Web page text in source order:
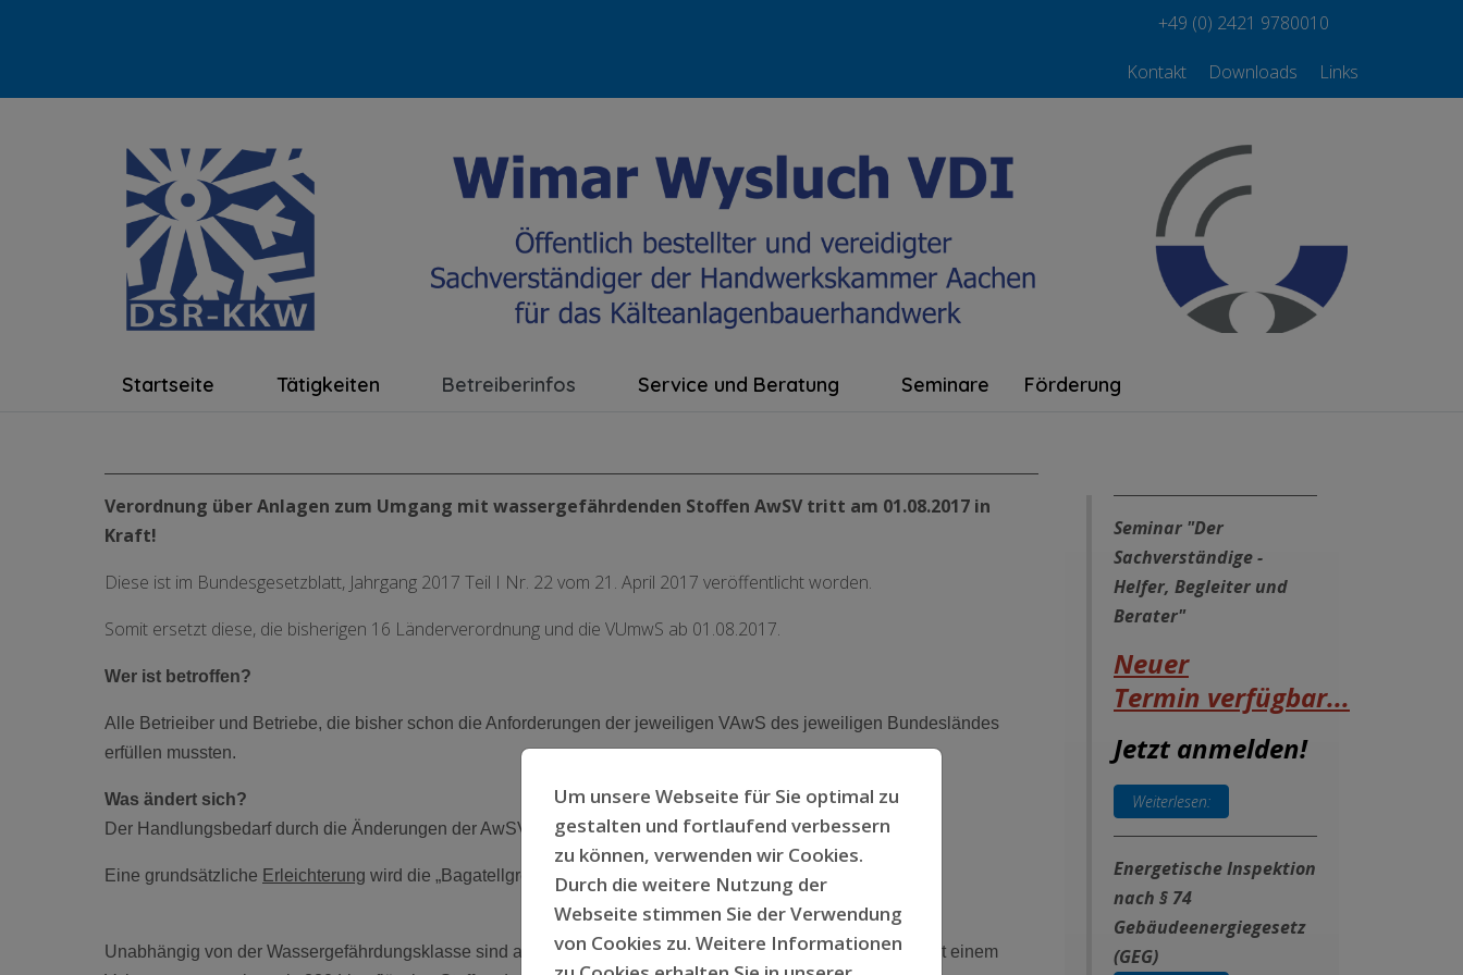
+49 (0) 2421 9780010
Kontakt Downloads
Links
Um unsere Webseite für Sie optimal zu
gestalten und fortlaufend verbessern
zu können, verwenden wir Cookies.
Durch die weitere Nutzung der
Webseite stimmen Sie der Verwendung
von Cookies zu. Weitere Informationen
Startseite Tätigkeiten Betreiberinfos Service und Beratung Seminare Förderung
Verordnung über Anlagen zum Umgang mit wassergefährdenden Stoffen AwSV tritt am 01.08.2017 in
Kraft!
Diese ist im Bundesgesetzblatt, Jahrgang 2017 Teil I Nr. 22 vom 21. April 2017 veröffentlicht worden.
Somit ersetzt diese, die bisherigen 16 Länderverordnung und die VUmwS ab 01.08.2017.
Wer ist betroffen?
Alle Betrieiber und Betriebe, die bisher schon die Anforderungen der jeweiligen VAwS des jeweiligen Bundesländes
erfüllen mussten.
Was ändert sich?
Der Handlungsbedarf durch die Änderungen der AwSV wird in jedem Bundesland unterschiedlich ausfallen.
Eine grundsätzliche Erleichterung wird die „Bagatellgrenze“ sein:
Unabhängig von der Wassergefährdungsklasse sind außerhalb von Schutzgebieten oberirdische Anlagen mit einem
Seminar "Der
Sachverständige -
Helfer, Begleiter und
Berater"
Neuer
Termin verfügbar...
Jetzt anmelden!
Weiterlesen:
Energetische Inspektion
nach § 74
Gebäudeenergiegesetz
(GEG)